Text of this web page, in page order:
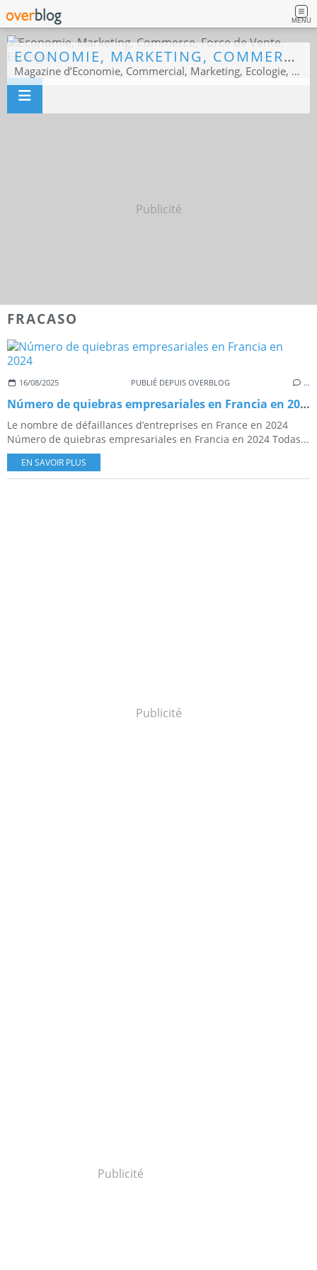
MENU
ECONOMIE, MARKETING, COMMERCE, FORCE DE VENTE, ECOLOGIE
Magazine d’Economie, Commercial, Marketing, Ecologie, Sport business
Publicité
FRACASO
16/08/2025 PUBLIÉ DEPUIS OVERBLOG …
Número de quiebras empresariales en Francia en 2024
Le nombre de défaillances d’entreprises en France en 2024
Número de quiebras empresariales en Francia en 2024 Todas...
EN SAVOIR PLUS
Publicité
Publicité